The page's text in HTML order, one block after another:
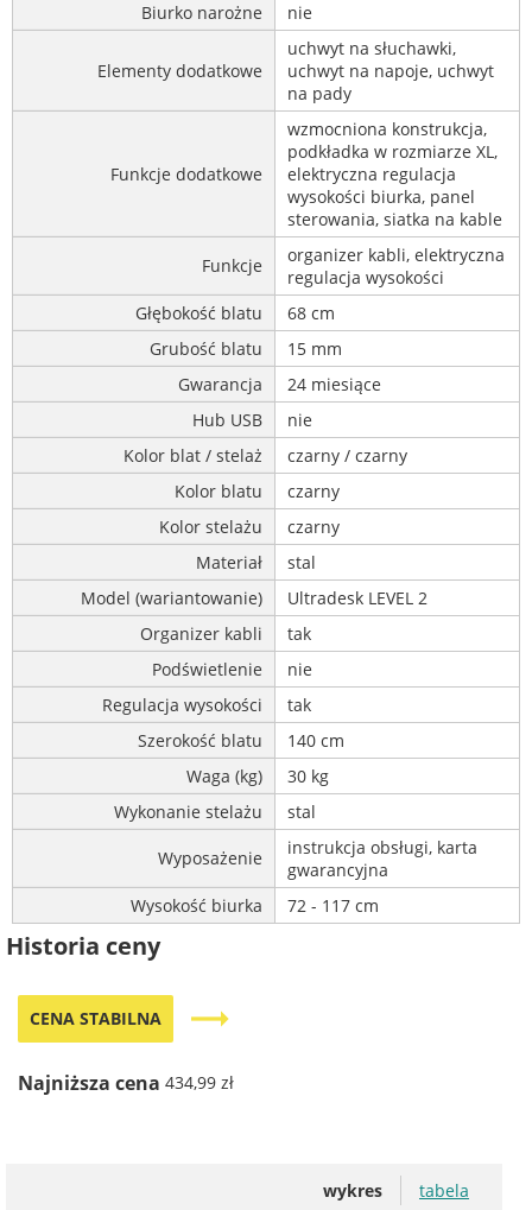
Biurko narożne nie
Elementy dodatkowe
uchwyt na słuchawki,
uchwyt na napoje, uchwyt
na pady
Funkcje dodatkowe
wzmocniona konstrukcja,
podkładka w rozmiarze XL,
elektryczna regulacja
wysokości biurka, panel
sterowania, siatka na kable
Funkcje
organizer kabli, elektryczna
regulacja wysokości
Głębokość blatu
68 cm
Grubość blatu
15 mm
Gwarancja
24 miesiące
Hub USB
nie
Kolor blat / stelaż
czarny / czarny
Kolor blatu
czarny
Kolor stelażu
czarny
Materiał
stal
Model (wariantowanie)
Ultradesk LEVEL 2
Organizer kabli
tak
Podświetlenie
nie
Regulacja wysokości
tak
Szerokość blatu
140 cm
Waga (kg)
30 kg
Wykonanie stelażu
stal
Wyposażenie
instrukcja obsługi, karta
gwarancyjna
Wysokość biurka
72 - 117 cm
Historia ceny
CENA STABILNA trending_flat
Najniższa cena 434,99 zł
wykres tabela